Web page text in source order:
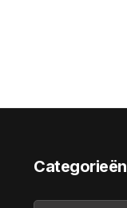
Categorieën